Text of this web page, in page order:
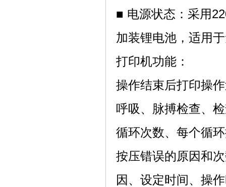
■ 电源状态：采用
加装锂电池，适用
打印机功能：
操作结束后打印操
呼吸、脉搏检查、
循环次数、每个循
按压错误的原因和
因、设定时间、操